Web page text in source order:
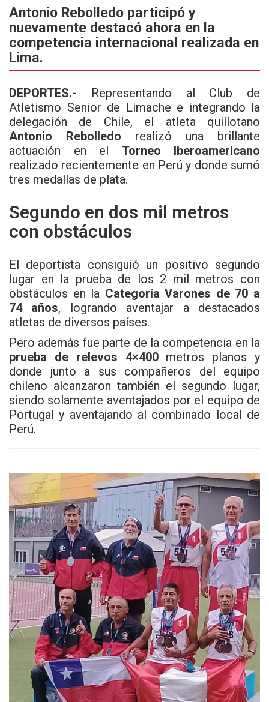
ce
b
o
o
k
tt
er
at
s
A
p
Antonio Rebolledo participó y
nuevamente destacó ahora en la
competencia internacional realizada en
Lima.
DEPORTES.- Representando al Club de
Atletismo Senior de Limache e integrando la
delegación de Chile, el atleta quillotano
Antonio Rebolledo realizó una brillante
actuación en el Torneo Iberoamericano
realizado recientemente en Perú y donde sumó
tres medallas de plata.
Segundo en dos mil metros
con obstáculos
El deportista consiguió un positivo segundo
lugar en la prueba de los 2 mil metros con
obstáculos en la Categoría Varones de 70 a
74 años, logrando aventajar a destacados
atletas de diversos países.
Pero además fue parte de la competencia en la
prueba de relevos 4×400metros planos y
donde junto a sus compañeros del equipo
chileno alcanzaron también el segundo lugar,
siendo solamente aventajados por el equipo de
Portugal y aventajando al combinado local de
Perú.